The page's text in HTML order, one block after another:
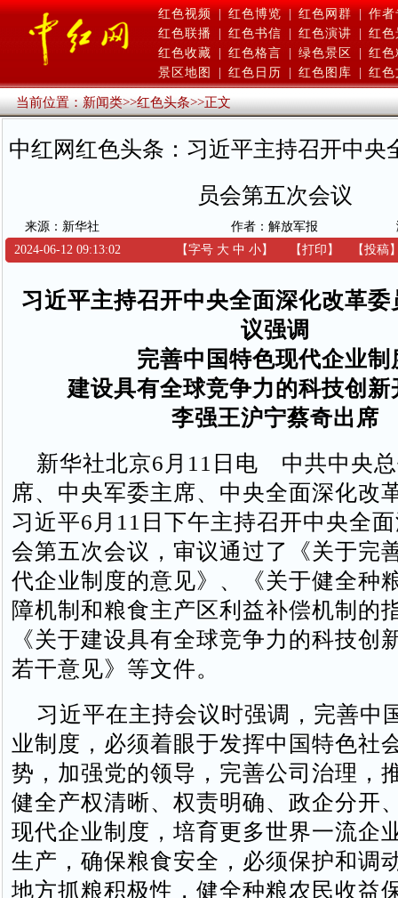
红色视频 | 红色博览 | 红色网群 | 作者
红色联播
红色书信 红色演讲
红色
红色收藏
红色格言 绿色景区
红色
景区地图
红色日历 红色图库 红色
当前位置：新闻类>>红色头条>>正文
中红网红色头条：习近平主持召开中央
员会第五次会议
来源：新华社 作者：解放军报
2024-06-12 09:13:02
【字号 大 中 小】 【打印 】 【投稿
习近平主持召开中央全面深化改革
议强调
完善中国特色现代企业制
建设具有全球竞争力的科技创新
李强王沪宁蔡奇出席
新华社北京6月11日电 中共中央总
席、中央军委主席、中央全面深化改
习近平6月11日下午主持召开中央全
会第五次会议，审议通过了《关于完
代企业制度的意见》、《关于健全种
障机制和粮食主产区利益补偿机制的
《关于建设具有全球竞争力的科技创
若干意见》等文件。
习近平在主持会议时强调，完善中
业制度，必须着眼于发挥中国特色社
势，加强党的领导，完善公司治理，
健全产权清晰、权责明确、政企分开
现代企业制度，培育更多世界一流企
生产，确保粮食安全，必须保护和调
地方抓粮积极性，健全种粮农民收益